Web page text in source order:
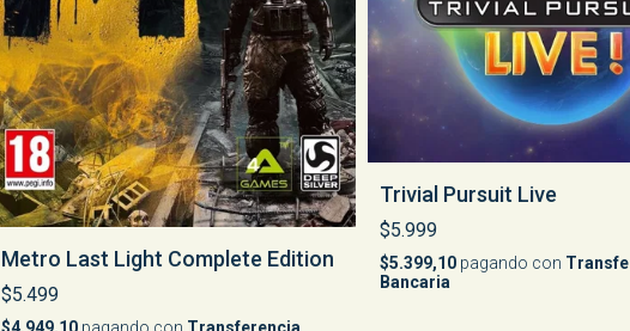
Metro Last Light Complete Edition
$5.499
Trivial Pursuit Live
$5.999
$5.399,10 pagando con
Bancaria